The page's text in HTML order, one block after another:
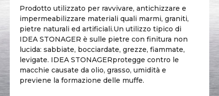
Prodotto utilizzato per ravvivare, antichizzare e
impermeabilizzare materiali quali marmi, graniti,
pietre naturali ed artificiali.Un utilizzo tipico di
IDEA STONAGER è sulle pietre con finitura non
lucida: sabbiate, bocciardate, grezze, fiammate,
levigate. IDEA STONAGERprotegge contro le
macchie causate da olio, grasso, umidità e
previene la formazione delle muffe.